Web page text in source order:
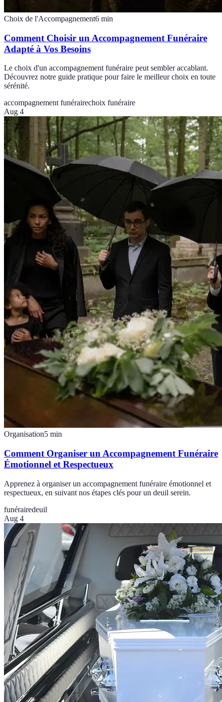
Choix de l'Accompagnement6 min
Comment Choisir un Accompagnement Funéraire
Adapté à Vos Besoins
Le choix d'un accompagnement funéraire peut sembler accablant.
Découvrez notre guide pratique pour faire le meilleur choix en toute
sérénité.
accompagnement funérairechoix funéraire
Aug 4
Organisation5 min
Comment Organiser un Accompagnement Funéraire
Émotionnel et Respectueux
Apprenez à organiser un accompagnement funéraire émotionnel et
respectueux, en suivant nos étapes clés pour un deuil serein.
funérairedeuil
Aug 4